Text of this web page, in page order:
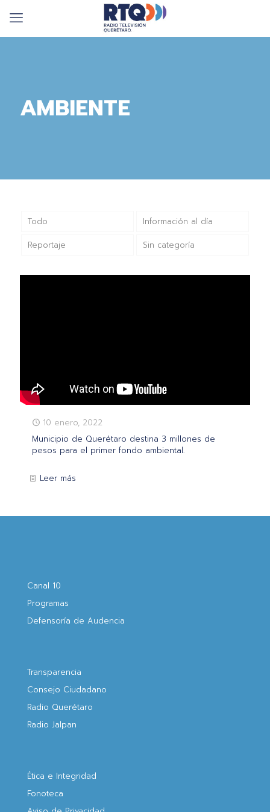
AMBIENTE
Todo Información al día
Reportaje Sin categoría
10 enero, 2022
Municipio de Querétaro destina 3 millones de
pesos para el primer fondo ambiental.
Leer más
Canal 10
Programas
Defensoría de Audencia
Transparencia
Consejo Ciudadano
Radio Querétaro
Radio Jalpan
Ética e Integridad
Fonoteca